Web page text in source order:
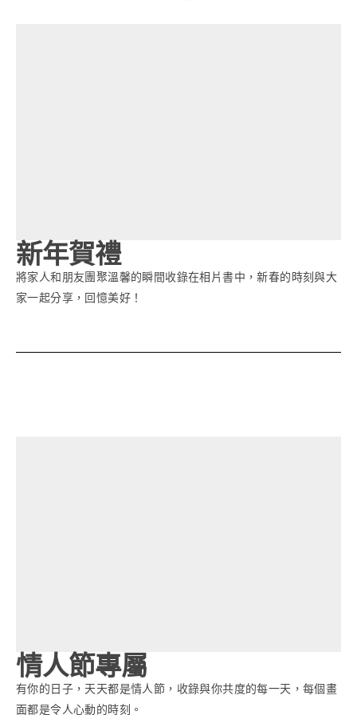
新年賀禮
將家人和朋友團聚溫馨的瞬間收錄在相片書中，新春的時刻與大
家一起分享，回憶美好！
情人節專屬​
有你的日子，天天都是情人節，收錄與你共度的每一天，每個畫
面都是令人心動的時刻。